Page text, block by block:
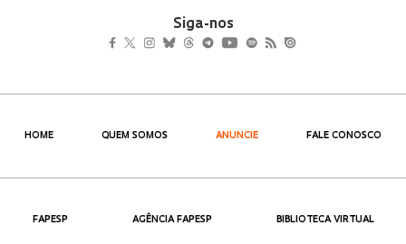
Siga-nos
HOME QUEM SOMOS ANUNCIE FALE CONOSCO
FAPESP AGÊNCIA FAPESP BIBLIOTECA VIRTUAL